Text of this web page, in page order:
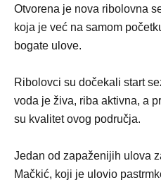
Otvorena je nova ribolovna
koja je već na samom
bogate ulove.
Ribolovci su dočekali start
voda je živa, riba aktivna, a
su kvalitet ovog područja.
Jedan od zapaženijih ulova
Mačkić, koji je ulovio